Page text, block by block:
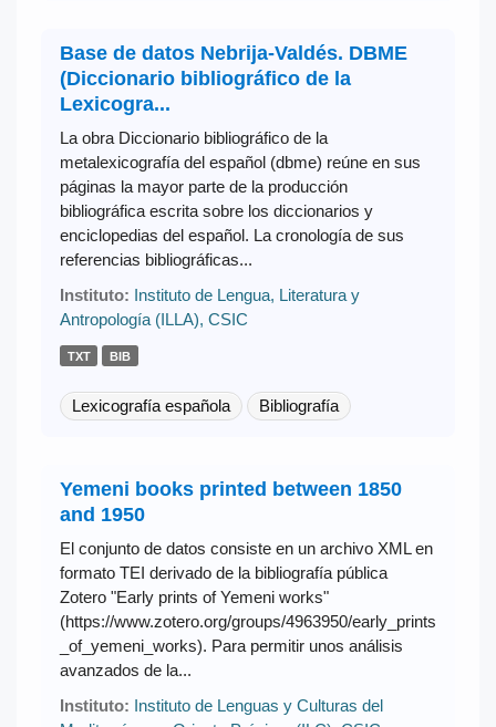
Base de datos Nebrija-Valdés. DBME
(Diccionario bibliográfico de la
Lexicogra...
La obra Diccionario bibliográfico de la
metalexicografía del español (dbme) reúne en sus
páginas la mayor parte de la producción
bibliográfica escrita sobre los diccionarios y
enciclopedias del español. La cronología de sus
referencias bibliográficas...
Instituto: Instituto de Lengua, Literatura y
Antropología (ILLA), CSIC
TXT BIB
Lexicografía española Bibliografía
Yemeni books printed between 1850
and 1950
El conjunto de datos consiste en un archivo XML en
formato TEI derivado de la bibliografía pública
Zotero "Early prints of Yemeni works"
(https://www.zotero.org/groups/4963950/early_prints
_of_yemeni_works). Para permitir unos análisis
avanzados de la...
Instituto: Instituto de Lenguas y Culturas del